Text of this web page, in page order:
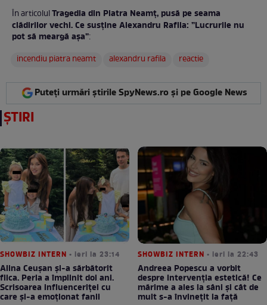
În articolulTragedia din Piatra Neamț, pusă pe seama
clădirilor vechi. Ce susține Alexandru Rafila: ”Lucrurile nu
pot să meargă așa”:
incendiu piatra neamt
alexandru rafila reactie
Puteți urmări știrile SpyNews.ro și pe Google News
ȘTIRI
SHOWBIZ INTERN • ieri la 23:14
Alina Ceușan și-a sărbătorit
fiica. Perla a împlinit doi ani.
Scrisoarea influenceriței cu
care și-a emoționat fanii
SHOWBIZ INTERN • ieri la 22:43
Andreea Popescu a vorbit
despre intervenția estetică! Ce
mărime a ales la sâni și cât de
mult s-a învinețit la față